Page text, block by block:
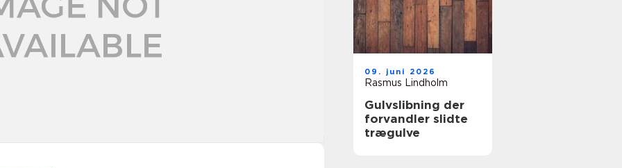
09. juni 2026
Rasmus Lindholm
Gulvslibning der
forvandler slidte
trægulve